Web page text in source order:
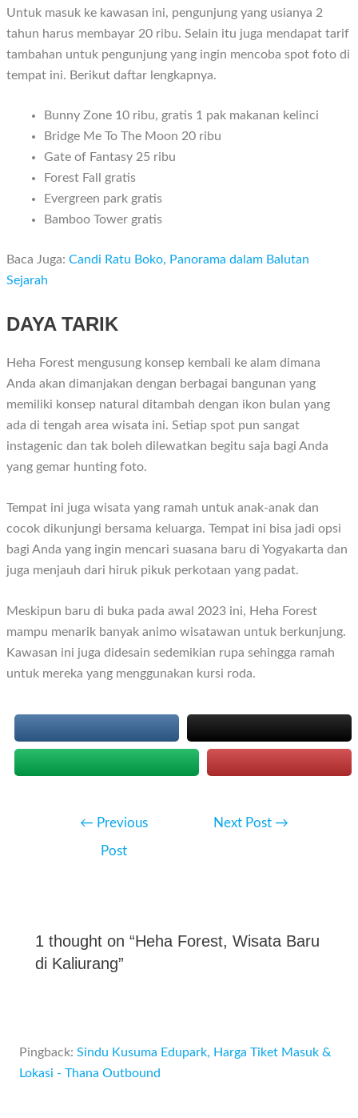
Untuk masuk ke kawasan ini, pengunjung yang usianya 2
tahun harus membayar 20 ribu. Selain itu juga mendapat tarif
tambahan untuk pengunjung yang ingin mencoba spot foto di
tempat ini. Berikut daftar lengkapnya.
Bunny Zone 10 ribu, gratis 1 pak makanan kelinci
Bridge Me To The Moon 20 ribu
Gate of Fantasy 25 ribu
Forest Fall gratis
Evergreen park gratis
Bamboo Tower gratis
Baca Juga:Candi Ratu Boko, Panorama dalam Balutan
Sejarah
DAYA TARIK
Heha Forest mengusung konsep kembali ke alam dimana
Anda akan dimanjakan dengan berbagai bangunan yang
memiliki konsep natural ditambah dengan ikon bulan yang
ada di tengah area wisata ini. Setiap spot pun sangat
instagenic dan tak boleh dilewatkan begitu saja bagi Anda
yang gemar hunting foto.
Tempat ini juga wisata yang ramah untuk anak-anak dan
cocok dikunjungi bersama keluarga. Tempat ini bisa jadi opsi
bagi Anda yang ingin mencari suasana baru di Yogyakarta dan
juga menjauh dari hiruk pikuk perkotaan yang padat.
Meskipun baru di buka pada awal 2023 ini, Heha Forest
mampu menarik banyak animo wisatawan untuk berkunjung.
Kawasan ini juga didesain sedemikian rupa sehingga ramah
untuk mereka yang menggunakan kursi roda.
← Previous
Post
Next Post →
1 thought on “Heha Forest, Wisata Baru
di Kaliurang”
Pingback: Sindu Kusuma Edupark, Harga Tiket Masuk &
Lokasi - Thana Outbound